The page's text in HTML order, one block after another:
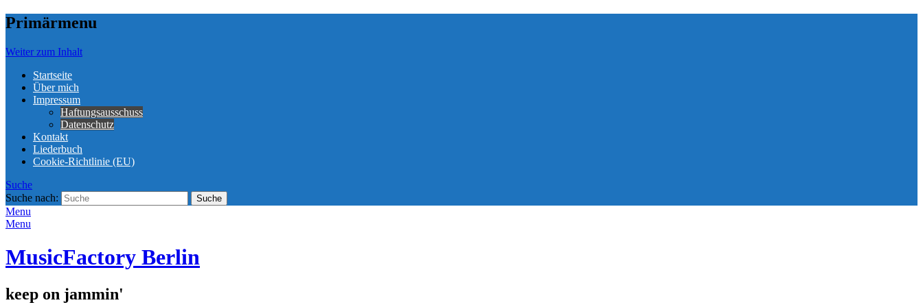
Primärmenu
Weiter zum Inhalt
Startseite
Über mich
Impressum
Haftungsausschuss
Datenschutz
Kontakt
Liederbuch
Cookie-Richtlinie (EU)
Suche
Suche nach:
Menu
Menu
MusicFactory Berlin
keep on jammin'